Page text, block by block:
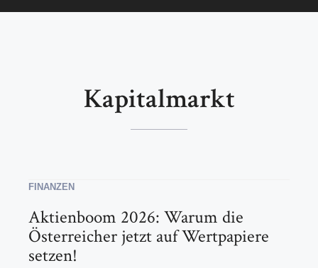
Kapitalmarkt
FINANZEN
Aktienboom 2026: Warum die
Österreicher jetzt auf Wertpapiere
setzen!